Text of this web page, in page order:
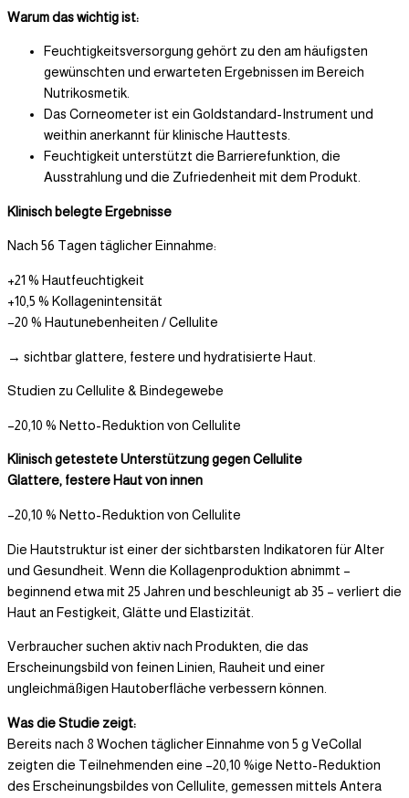
Warum das wichtig ist:
Feuchtigkeitsversorgung gehört zu den am häufigsten
gewünschten und erwarteten Ergebnissen im Bereich
Nutrikosmetik.
Das Corneometer ist ein Goldstandard-Instrument und
weithin anerkannt für klinische Hauttests.
Feuchtigkeit unterstützt die Barrierefunktion, die
Ausstrahlung und die Zufriedenheit mit dem Produkt.
Klinisch belegte Ergebnisse
Nach 56 Tagen täglicher Einnahme:
+21 % Hautfeuchtigkeit
+10,5 % Kollagenintensität
−20 % Hautunebenheiten / Cellulite
→ sichtbar glattere, festere und hydratisierte Haut.
Studien zu Cellulite & Bindegewebe
–20,10 % Netto-Reduktion von Cellulite
Klinisch getestete Unterstützung gegen Cellulite
Glattere, festere Haut von innen
–20,10 % Netto-Reduktion von Cellulite
Die Hautstruktur ist einer der sichtbarsten Indikatoren für Alter
und Gesundheit. Wenn die Kollagenproduktion abnimmt –
beginnend etwa mit 25 Jahren und beschleunigt ab 35 – verliert die
Haut an Festigkeit, Glätte und Elastizität.
Verbraucher suchen aktiv nach Produkten, die das
Erscheinungsbild von feinen Linien, Rauheit und einer
ungleichmäßigen Hautoberfläche verbessern können.
Was die Studie zeigt:
Bereits nach 8 Wochen täglicher Einnahme von 5 g VeCollal
zeigten die Teilnehmenden eine –20,10 %ige Netto-Reduktion
des Erscheinungsbildes von Cellulite, gemessen mittels Antera